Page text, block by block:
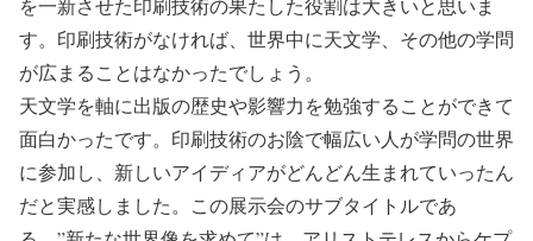
を一新させた印刷技術の果たした役割は大きいと思いま
す。印刷技術がなければ、世界中に天文学、その他の学問
が広まることはなかったでしょう。
天文学を軸に出版の歴史や影響力を勉強することができて
面白かったです。印刷技術のお陰で幅広い人が学問の世界
に参加し、新しいアイディアがどんどん生まれていったん
だと実感しました。この展示会のサブタイトルであ